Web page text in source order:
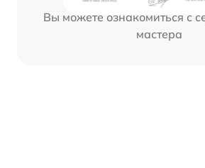
Вы можете ознакомиться с
мастера